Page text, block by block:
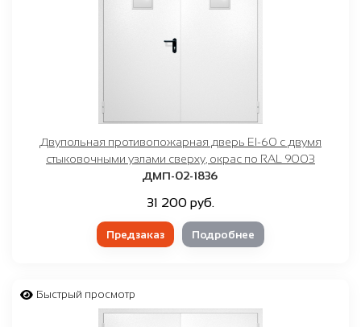
Двупольная противопожарная дверь EI-60 с двумя
стыковочными узлами сверху, окрас по RAL 9003
ДМП-02-1836
31 200 руб.
Предзаказ Подробнее
Быстрый просмотр